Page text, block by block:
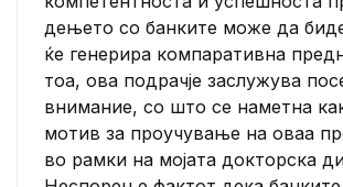
дењето со банките може да
ќе генерира компаративна
тоа, ова подрачје заслужува
внимание, со што се наметна
мотив за проучување на оваа
во рамки на мојата докторска